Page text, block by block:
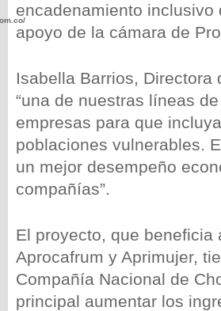
encadenamiento inclusivo
apoyo de la cámara de
Isabella Barrios, Directora
“una de nuestras líneas
empresas para que
poblaciones vulnerables.
un mejor desempeño
compañías”.
El proyecto, que
Aprocafrum y Aprimujer,
Compañía Nacional de
principal aumentar los
wp-
wp-